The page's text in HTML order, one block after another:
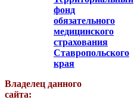
фонд
обязательного
медицинского
страхования
Ставропольского
края
Владелец данного
сайта: